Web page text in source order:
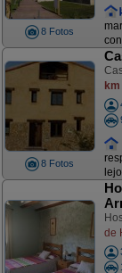
8 Fotos
8 Fotos
km
de